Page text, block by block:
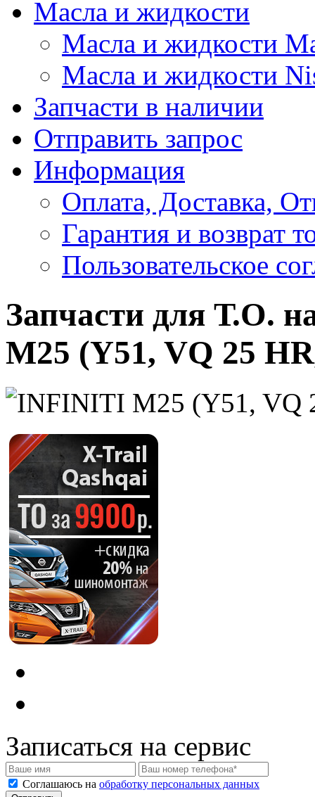
Масла и жидкости
Масла и жидкости
Масла и жидкости
Запчасти в наличии
Отправить запрос
Информация
Оплата, Доставка,
Гарантия и возврат
Пользовательское
Запчасти для Т.О.
M25 (Y51, VQ 25
Записаться на сервис
Соглашаюсь на обработку персональных данных